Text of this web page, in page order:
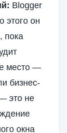
Blogger
этого он
пока
место —
бизнес-
это не
окна